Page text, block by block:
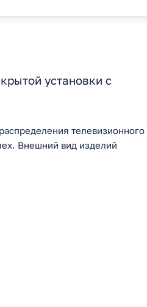
установки с
телевизионного
Внешний вид изделий